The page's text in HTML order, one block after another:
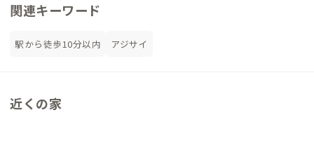
関連キーワード
駅から徒歩10分以内 アジサイ
近くの家